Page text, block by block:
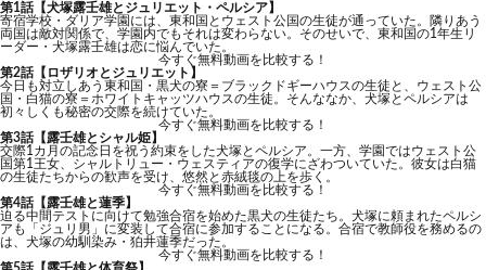
第1話【犬塚露壬雄とジュリエット・ペルシア】
寄宿学校・ダリア学園には、東和国とウェスト公国の生徒が通っていた。隣りあう
両国は敵対関係で、学園内でもそれは変わらない。そのせいで、東和国の1年生リ
ーダー・犬塚露壬雄は恋に悩んでいた。
今すぐ無料動画を比較する！
第2話【ロザリオとジュリエット】
今日も対立しあう東和国・黒犬の寮＝ブラックドギーハウスの生徒と、ウェスト公
国・白猫の寮＝ホワイトキャッツハウスの生徒。そんななか、犬塚とペルシアは
初々しくも秘密の交際を続けていた。
今すぐ無料動画を比較する！
第3話【露壬雄とシャル姫】
交際1カ月の記念日を祝う約束をした犬塚とペルシア。一方、学園ではウェスト公
国第1王女、シャルトリュー・ウェスティアの復学にざわついていた。彼女は白猫
の生徒たちからの歓声を受け、悠然と赤絨毯の上を歩く。
今すぐ無料動画を比較する！
第4話【露壬雄と蓮季】
迫る中間テストに向けて勉強合宿を始めた黒犬の生徒たち。犬塚に頼まれたペルシ
アも「ジュリ男」に変装して合宿に参加することになる。合宿で教師役を務めるの
は、犬塚の幼馴染み・狛井蓮季だった。
今すぐ無料動画を比較する！